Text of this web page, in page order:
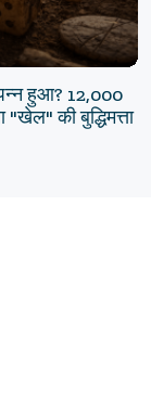
हुआ? 12,000
"खेल" की बुद्धिमत्ता